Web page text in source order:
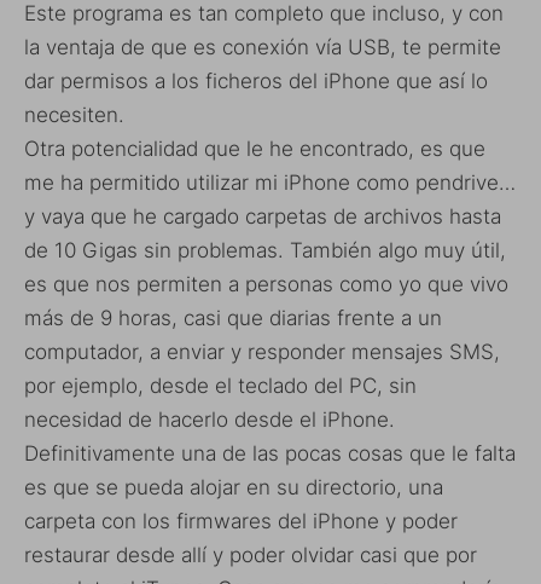
Este programa es tan completo que incluso, y con
la ventaja de que es conexión vía USB, te permite
dar permisos a los ficheros del iPhone que así lo
necesiten.
Otra potencialidad que le he encontrado, es que
me ha permitido utilizar mi iPhone como pendrive…
y vaya que he cargado carpetas de archivos hasta
de 10 Gigas sin problemas. También algo muy útil,
es que nos permiten a personas como yo que vivo
más de 9 horas, casi que diarias frente a un
computador, a enviar y responder mensajes SMS,
por ejemplo, desde el teclado del PC, sin
necesidad de hacerlo desde el iPhone.
Definitivamente una de las pocas cosas que le falta
es que se pueda alojar en su directorio, una
carpeta con los firmwares del iPhone y poder
restaurar desde allí y poder olvidar casi que por